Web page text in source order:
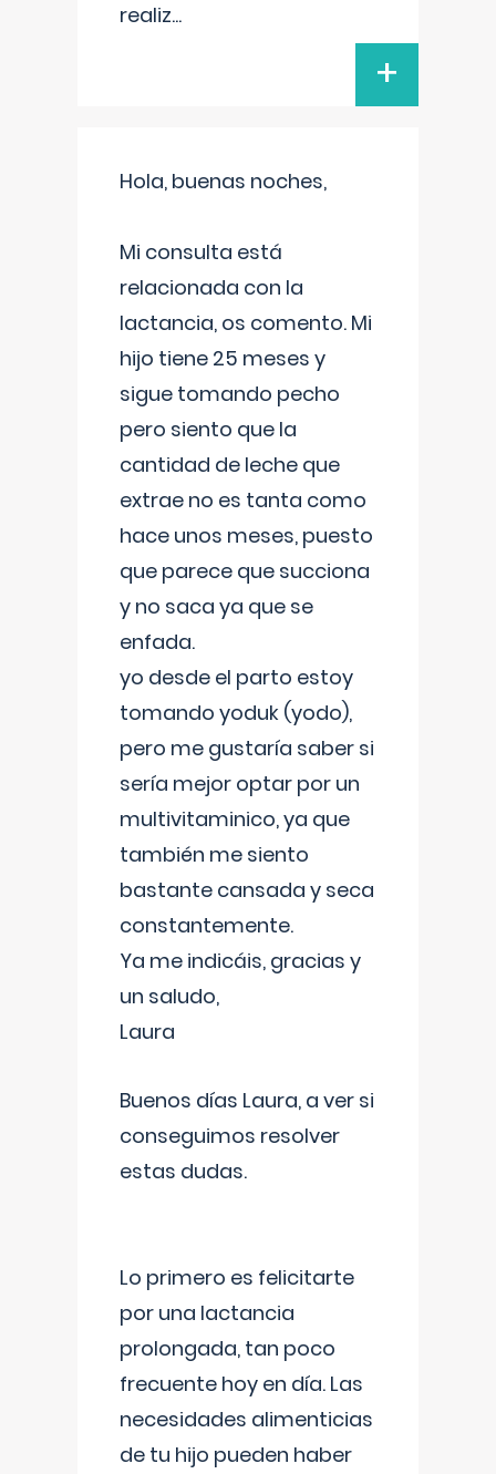
realiz...
+
Hola, buenas noches,
Mi consulta está
relacionada con la
lactancia, os comento. Mi
hijo tiene 25 meses y
sigue tomando pecho
pero siento que la
cantidad de leche que
extrae no es tanta como
hace unos meses, puesto
que parece que succiona
y no saca ya que se
enfada.
yo desde el parto estoy
tomando yoduk (yodo),
pero me gustaría saber si
sería mejor optar por un
multivitaminico, ya que
también me siento
bastante cansada y seca
constantemente.
Ya me indicáis, gracias y
un saludo,
Laura
Buenos días Laura, a ver si
conseguimos resolver
estas dudas.
Lo primero es felicitarte
por una lactancia
prolongada, tan poco
frecuente hoy en día. Las
necesidades alimenticias
de tu hijo pueden haber